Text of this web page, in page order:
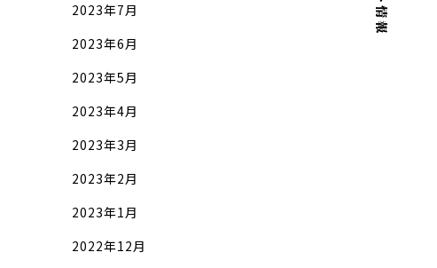
2023年7月
2023年6月
2023年5月
2023年4月
2023年3月
2023年2月
2023年1月
2022年12月